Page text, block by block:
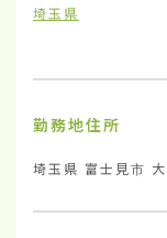
埼玉県
勤務地住所
埼玉県 富士見市